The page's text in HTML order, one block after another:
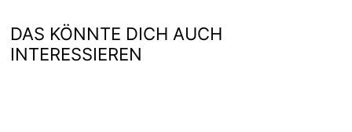
DAS KÖNNTE DICH AUCH
INTERESSIEREN